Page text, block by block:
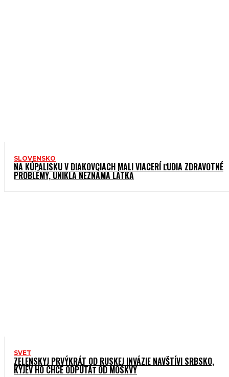
SLOVENSKO
NA KÚPALISKU V DIAKOVCIACH MALI VIACERÍ ĽUDIA ZDRAVOTNÉ
PROBLÉMY, UNIKLA NEZNÁMA LÁTKA
SVET
ZELENSKYJ PRVÝKRÁT OD RUSKEJ INVÁZIE NAVŠTÍVI SRBSKO,
KYJEV HO CHCE ODPÚTAŤ OD MOSKVY